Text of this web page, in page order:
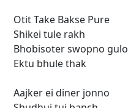
Otit Take Bakse Pure
Shikei tule rakh
Bhobisoter swopno gulo
Ektu bhule thak
Aajker ei diner jonno